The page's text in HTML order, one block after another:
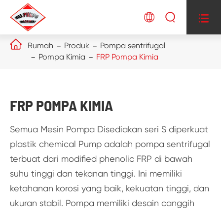
  
 Rumah Produk
Pompa sentrifugal
Pompa Kimia
FRP Pompa Kimia
FRP POMPA KIMIA
Semua Mesin Pompa Disediakan seri S diperkuat
plastik chemical Pump adalah pompa sentrifugal
terbuat dari modified phenolic FRP di bawah
suhu tinggi dan tekanan tinggi. Ini memiliki
ketahanan korosi yang baik, kekuatan tinggi, dan
ukuran stabil. Pompa memiliki desain canggih